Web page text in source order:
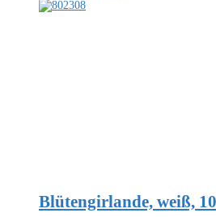
Blütengirlande, weiß,